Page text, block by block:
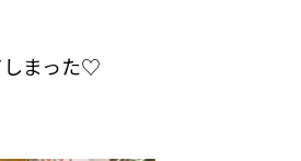
しまった♡